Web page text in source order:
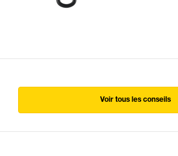
Voir tous les conseils